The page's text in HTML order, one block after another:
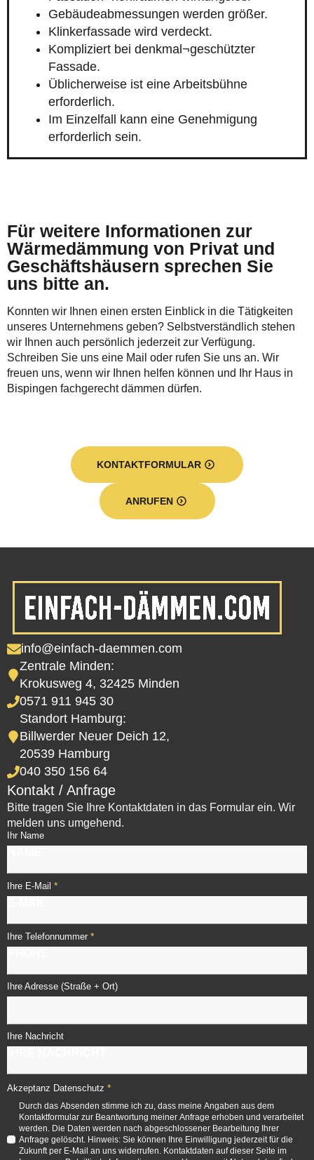
Gebäudeabmessungen werden größer.
Klinkerfassade wird verdeckt.
Kompliziert bei denkmal¬geschützter
Fassade.
Üblicherweise ist eine Arbeitsbühne
erforderlich.
Im Einzelfall kann eine Genehmigung
erforderlich sein.
Für weitere Informationen zur
Wärmedämmung von Privat und
Geschäftshäusern sprechen Sie
uns bitte an.
Konnten wir Ihnen einen ersten Einblick in die Tätigkeiten
unseres Unternehmens geben? Selbstverständlich stehen
wir Ihnen auch persönlich jederzeit zur Verfügung.
Schreiben Sie uns eine Mail oder rufen Sie uns an. Wir
freuen uns, wenn wir Ihnen helfen können und Ihr Haus in
Bispingen fachgerecht dämmen dürfen.
KONTAKTFORMULAR
ANRUFEN
info@einfach-daemmen.com
Zentrale Minden:
Krokusweg 4, 32425 Minden
0571 911 945 30
Standort Hamburg:
Billwerder Neuer Deich 12,
20539 Hamburg
040 350 156 64
Kontakt / Anfrage
Bitte tragen Sie Ihre Kontaktdaten in das Formular ein. Wir
melden uns umgehend.
Ihr Name
Ihre E-Mail *
Ihre Telefonnummer *
Ihre Adresse (Straße + Ort)
Ihre Nachricht
Akzeptanz Datenschutz *
Durch das Absenden stimme ich zu, dass meine Angaben aus dem
Kontaktformular zur Beantwortung meiner Anfrage erhoben und verarbeitet
werden. Die Daten werden nach abgeschlossener Bearbeitung Ihrer
Anfrage gelöscht. Hinweis: Sie können Ihre Einwilligung jederzeit für die
Zukunft per E-Mail an uns widerrufen. Kontaktdaten auf dieser Seite im